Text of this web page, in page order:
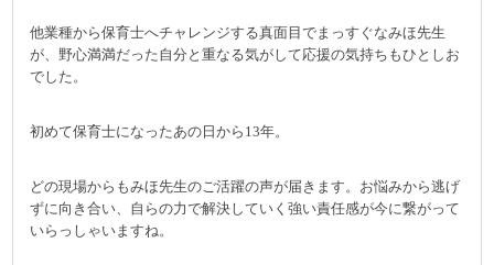
他業種から保育士へチャレンジする真面目でまっすぐなみほ先生
が、野心満満だった自分と重なる気がして応援の気持ちもひとしお
でした。
初めて保育士になったあの日から13年。
どの現場からもみほ先生のご活躍の声が届きます。お悩みから逃げ
ずに向き合い、自らの力で解決していく強い責任感が今に繋がって
いらっしゃいますね。